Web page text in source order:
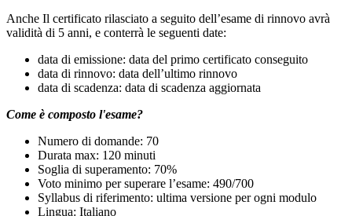
Anche Il certificato rilasciato a seguito dell’esame di rinnovo avrà
validità di 5 anni, e conterrà le seguenti date:
data di emissione: data del primo certificato conseguito
data di rinnovo: data dell’ultimo rinnovo
data di scadenza: data di scadenza aggiornata
Come è composto l'esame?
Numero di domande: 70
Durata max: 120 minuti
Soglia di superamento: 70%
Voto minimo per superare l’esame: 490/700
Syllabus di riferimento: ultima versione per ogni modulo
Lingua: Italiano